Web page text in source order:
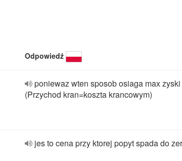
Odpowiedź
poniewaz wten sposob osiaga max zyski
(Przychod kran=koszta krancowym)
jes to cena przy ktorej popyt spada do